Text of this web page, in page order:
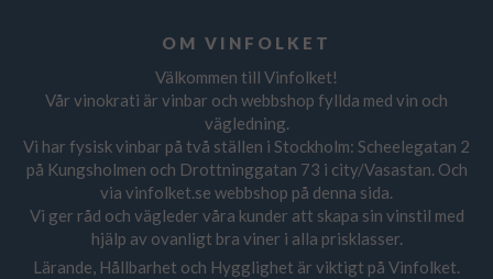
OM VINFOLKET
Välkommen till Vinfolket!
Vår vinokrati är vinbar och webbshop fyllda med vin och
vägledning.
Vi har fysisk vinbar på två ställen i Stockholm: Scheelegatan 2
på Kungsholmen och Drottninggatan 73 i city/Vasastan. Och
via vinfolket.se webbshop på denna sida.
Vi ger råd och vägleder våra kunder att skapa sin vinstil med
hjälp av ovanligt bra viner i alla prisklasser.
Lärande, Hållbarhet och Hygglighet är viktigt på Vinfolket.